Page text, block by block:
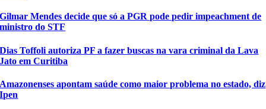
Gilmar Mendes decide que só a PGR pode pedir impeachment de
ministro do STF
Dias Toffoli autoriza PF a fazer buscas na vara criminal da Lava
Jato em Curitiba
Amazonenses apontam saúde como maior problema no estado, diz
Ipen